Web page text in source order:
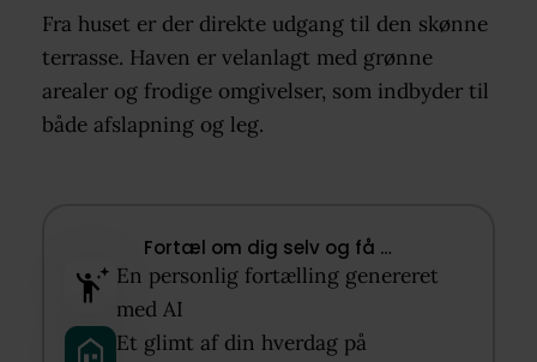
Fra huset er der direkte udgang til den skønne
terrasse. Haven er velanlagt med grønne
arealer og frodige omgivelser, som indbyder til
både afslapning og leg.
Fortæl om dig selv og få …​
En personlig fortælling genereret
med AI​
Et glimt af din hverdag på